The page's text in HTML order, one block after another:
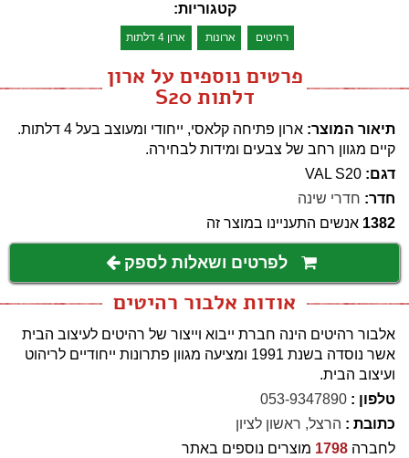
קטגוריות:
רהיטים ארונות ארון 4 דלתות
פרטים נוספים על ארון
דלתות S20
תיאור המוצר: ארון פתיחה קלאסי, ייחודי ומעוצב בעל 4 דלתות.
קיים מגוון רחב של צבעים ומידות לבחירה.
דגם: VAL S20
חדר: חדרי שינה
1382 אנשים התעניינו במוצר זה
לפרטים ושאלות לספק
אודות אלבור רהיטים
אלבור רהיטים הינה חברת ייבוא וייצור של רהיטים לעיצוב הבית
אשר נוסדה בשנת 1991 ומציעה מגוון פתרונות ייחודיים לריהוט
ועיצוב הבית.
טלפון : 053-9347890
כתובת : הרצל, ראשון לציון
לחברה 1798 מוצרים נוספים באתר